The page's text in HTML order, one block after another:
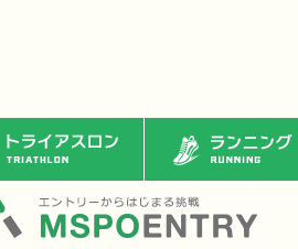
トライアスロン ランニング